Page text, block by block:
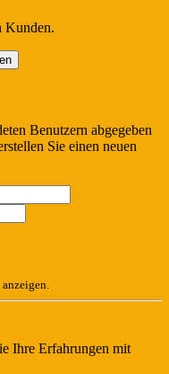
Kunden.
Benutzern abgegeben
Sie einen neuen
Ihre Erfahrungen mit